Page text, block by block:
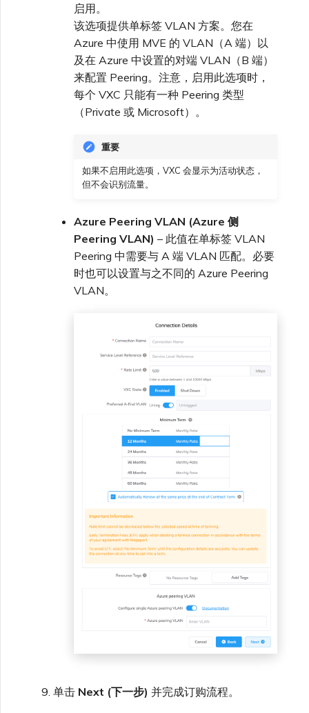
启用。
该选项提供单标签 VLAN 方案。您在
Azure 中使用 MVE 的 VLAN（A 端）以
及在 Azure 中设置的对端 VLAN（B 端）
来配置 Peering。注意，启用此选项时，
每个 VXC 只能有一种 Peering 类型
（Private 或 Microsoft）。
重要
如果不启用此选项，VXC 会显示为活动状态，
但不会识别流量。
Azure Peering VLAN (Azure 侧
Peering VLAN) – 此值在单标签 VLAN
Peering 中需要与 A 端 VLAN 匹配。必要
时也可以设置与之不同的 Azure Peering
VLAN。
单击 Next (下一步) 并完成订购流程。